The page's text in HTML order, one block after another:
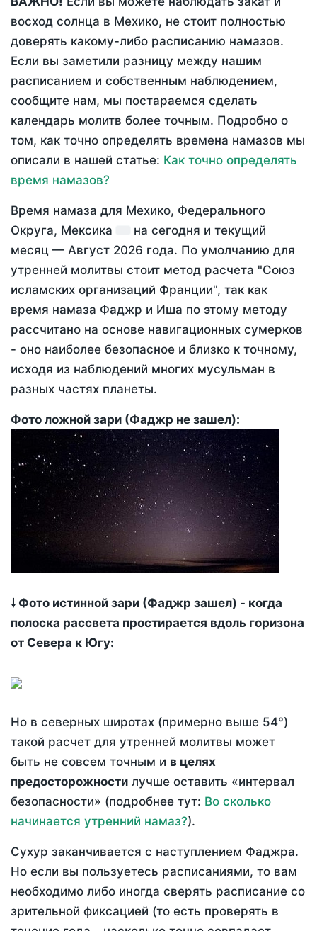
восход солнца в Мехико, не стоит полностью
доверять какому-либо расписанию намазов.
Если вы заметили разницу между нашим
расписанием и собственным наблюдением,
сообщите нам, мы постараемся сделать
календарь молитв более точным. Подробно о
том, как точно определять времена намазов мы
описали в нашей статье: Как точно определять
время намазов?
Время намаза для Мехико, Федерального
Округа, Мексика
на сегодня и текущий
месяц — Август 2026 года. По умолчанию для
утренней молитвы стоит метод расчета "Союз
исламских организаций Франции", так как
время намаза Фаджр и Иша по этому методу
рассчитано на основе навигационных сумерков
- оно наиболее безопасное и близко к точному,
исходя из наблюдений многих мусульман в
разных частях планеты.
Фото ложной зари (Фаджр не зашел):
🠗 Фото истинной зари (Фаджр зашел) - когда
полоска рассвета простирается вдоль горизона
от Севера к Югу:
Но в северных широтах (примерно выше 54°)
такой расчет для утренней молитвы может
быть не совсем точным и в целях
предосторожности лучше оставить «интервал
безопасности» (подробнее тут: Во сколько
начинается утренний намаз?).
Сухур заканчивается с наступлением Фаджра.
Но если вы пользуетесь расписаниями, то вам
необходимо либо иногда сверять расписание со
зрительной фиксацией (то есть проверять в